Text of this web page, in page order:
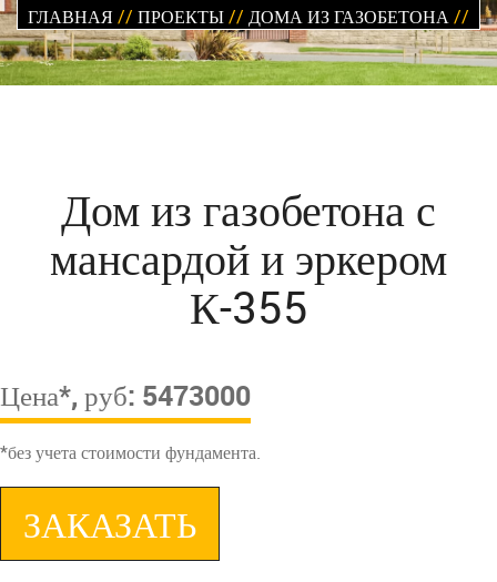
ГЛАВНАЯ// ПРОЕКТЫ// ДОМА ИЗ ГАЗОБЕТОНА//
Дом из газобетона с
мансардой и эркером
К-355
Цена*, руб: 5473000
*без учета стоимости фундамента.
ЗАКАЗАТЬ